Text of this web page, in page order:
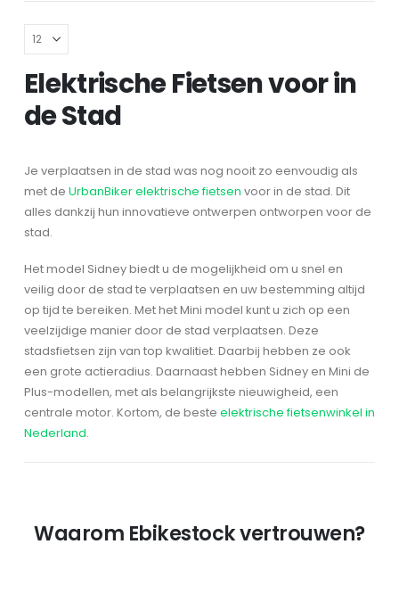
Elektrische Fietsen voor in
de Stad
Je verplaatsen in de stad was nog nooit zo eenvoudig als
met de UrbanBiker elektrische fietsen voor in de stad. Dit
alles dankzij hun innovatieve ontwerpen ontworpen voor de
stad.
Het model Sidney biedt u de mogelijkheid om u snel en
veilig door de stad te verplaatsen en uw bestemming altijd
op tijd te bereiken. Met het Mini model kunt u zich op een
veelzijdige manier door de stad verplaatsen. Deze
stadsfietsen zijn van top kwalitiet. Daarbij hebben ze ook
een grote actieradius. Daarnaast hebben Sidney en Mini de
Plus-modellen, met als belangrijkste nieuwigheid, een
centrale motor. Kortom, de beste elektrische fietsenwinkel in
Nederland.
Waarom Ebikestock vertrouwen?